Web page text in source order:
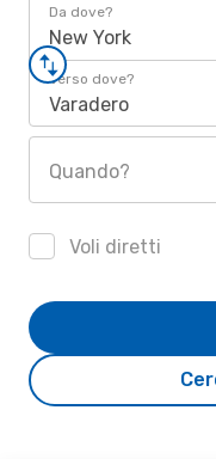
Da dove?
New York
Verso dove?
Varadero
Quando?
Voli diretti